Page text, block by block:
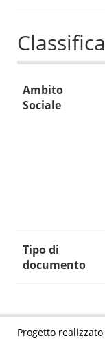
Ambito
Sociale
Tipo di
documento
Progetto realizzato